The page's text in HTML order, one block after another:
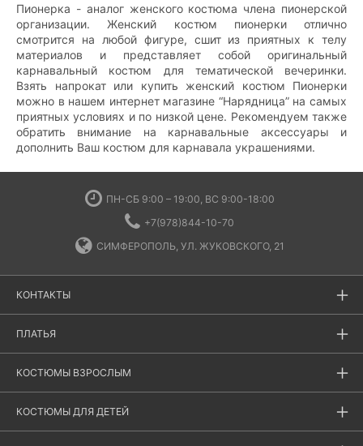
Пионерка - аналог женского костюма члена пионерской
организации. Женский костюм пионерки отлично
смотрится на любой фигуре, сшит из приятных к телу
материалов и представляет собой оригинальный
карнавальный костюм для тематической вечеринки.
Взять напрокат или купить женский костюм Пионерки
можно в нашем интернет магазине “Нарядница” на самых
приятных условиях и по низкой цене. Рекомендуем также
обратить внимание на карнавальные аксессуары и
дополнить Ваш костюм для карнавала украшениями.
ПН-СБ 9:00 – 19:00, ВС 9:00-18:00
+7(978)844-10-70
СИМФЕРОПОЛЬ, УЛ. ЖУКОВСКОГО, 21
КОНТАКТЫ
ПЛАТЬЯ
КОСТЮМЫ ВЗРОСЛЫМ
КОСТЮМЫ ДЛЯ ДЕТЕЙ